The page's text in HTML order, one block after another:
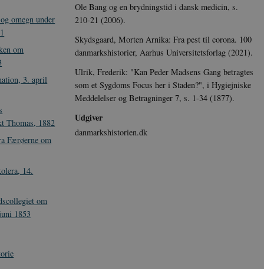
omegn under
om
3. april
Thomas, 1882
Færøerne om
14.
om
1853
Ole Bang og en brydningstid i dansk medicin, s.
210-21 (2006).
Skydsgaard, Morten Arnika: Fra pest til corona. 100
danmarkshistorier, Aarhus Universitetsforlag (2021).
Ulrik, Frederik: "Kan Peder Madsens Gang betragtes
som et Sygdoms Focus her i Staden?", i Hygiejniske
Meddelelser og Betragninger 7, s. 1-34 (1877).
Udgiver
danmarkshistorien.dk